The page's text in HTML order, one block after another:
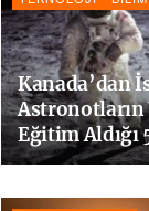
Kanada’dan
Astronotların
Eğitim Aldığı